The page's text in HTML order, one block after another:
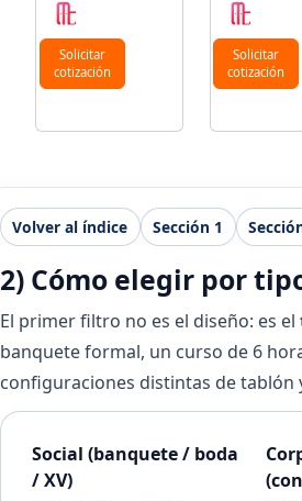
Solicitar
cotización
Solicitar
cotización
Volver al índice Sección 1
2) Cómo elegir por
El primer filtro no es el diseño: es el
banquete formal, un curso de 6
configuraciones distintas de tablón
Social (banquete / boda
/ XV)